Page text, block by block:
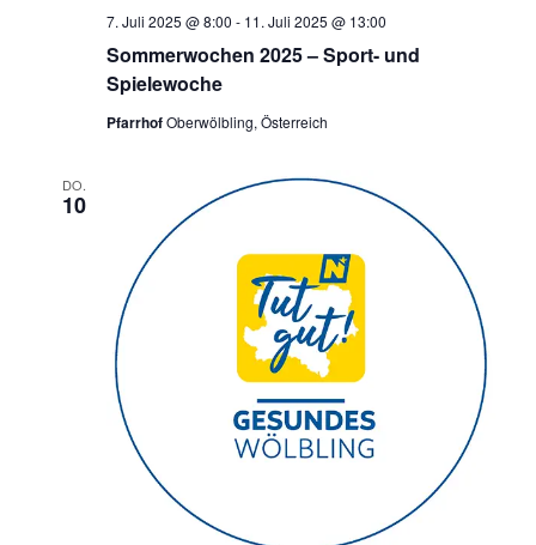
Sommerwochen 2025 – Sport- und
Spielewoche
7. Juli 2025 @ 8:00 - 11. Juli 2025 @ 13:00
PfarrhofOberwölbling, Österreich
DO.
10